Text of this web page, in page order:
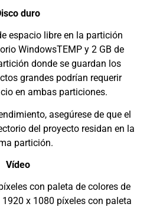
duro
espacio libre en la partición
WindowsTEMP y 2 GB de
donde se guardan los
grandes podrían requerir
en ambas particiones.
asegúrese de que el
del proyecto residan en la
partición.
Vídeo
con paleta de colores de
x 1080 píxeles con paleta